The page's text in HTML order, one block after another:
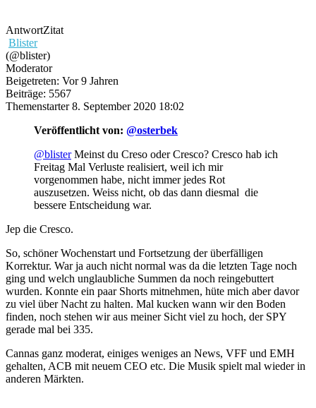
AntwortZitat
Blister
(@blister)
Moderator
Beigetreten: Vor 9 Jahren
Beiträge: 5567
Themenstarter 8. September 2020 18:02
Veröffentlicht von: @osterbek
@blisterMeinst du Creso oder Cresco? Cresco hab ich
Freitag Mal Verluste realisiert, weil ich mir
vorgenommen habe, nicht immer jedes Rot
auszusetzen. Weiss nicht, ob das dann diesmal die
bessere Entscheidung war.
Jep die Cresco.
So, schöner Wochenstart und Fortsetzung der überfälligen
Korrektur. War ja auch nicht normal was da die letzten Tage noch
ging und welch unglaubliche Summen da noch reingebuttert
wurden. Konnte ein paar Shorts mitnehmen, hüte mich aber davor
zu viel über Nacht zu halten. Mal kucken wann wir den Boden
finden, noch stehen wir aus meiner Sicht viel zu hoch, der SPY
gerade mal bei 335.
Cannas ganz moderat, einiges weniges an News, VFF und EMH
gehalten, ACB mit neuem CEO etc. Die Musik spielt mal wieder in
anderen Märkten.